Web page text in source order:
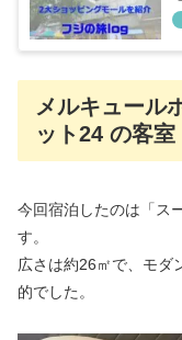
メルキュール
ット24 の客
今回宿泊したのは「ス
す。
広さは約26㎡で、モダ
的でした。